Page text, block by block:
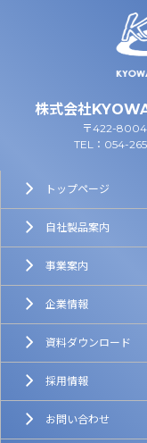
株式会社
〒422-8004
TEL：054-
トップページ
自社製品案内
事業案内
企業情報
資料ダウンロード
採用情報
お問い合わせ